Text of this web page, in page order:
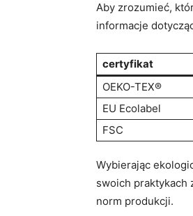
Aby zrozumieć,
informacje
certyfikat
OEKO-TEX®
EU Ecolabel
FSC
Wybierając
swoich praktykach
norm produkcji.